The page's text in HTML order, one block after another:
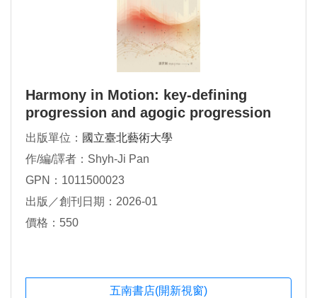
Harmony in Motion: key-defining
progression and agogic progression
出版單位： 國立臺北藝術大學
作/編/譯者：Shyh-Ji Pan
GPN：1011500023
出版／創刊日期：2026-01
價格：550
五南書店(開新視窗)